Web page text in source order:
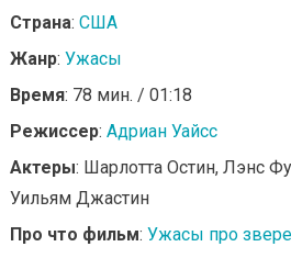
Страна: США
Жанр: Ужасы
Время: 78 мин. / 01:18
Режиссер: Адриан Уайсс
Актеры: Шарлотта Остин, Лэнс
Уильям Джастин
Про что фильм: Ужасы про